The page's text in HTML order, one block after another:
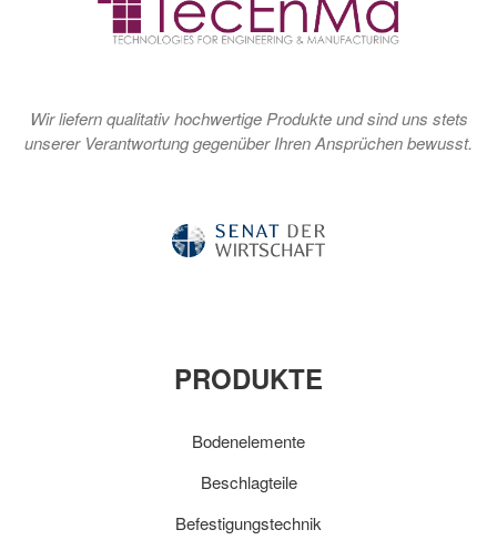
Wir liefern qualitativ hochwertige Produkte und sind uns stets
unserer Verantwortung gegenüber Ihren Ansprüchen bewusst.
PRODUKTE
Bodenelemente
Beschlagteile
Befestigungstechnik